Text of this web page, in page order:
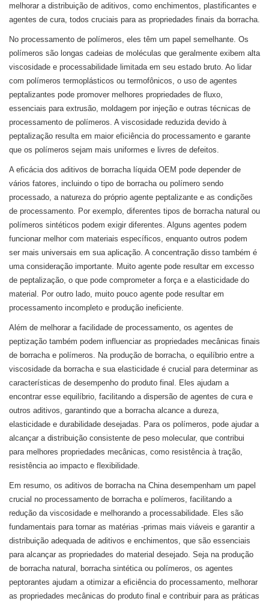
melhorar a distribuição de aditivos, como enchimentos, plastificantes e
agentes de cura, todos cruciais para as propriedades finais da borracha.
No processamento de polímeros, eles têm um papel semelhante. Os
polímeros são longas cadeias de moléculas que geralmente exibem alta
viscosidade e processabilidade limitada em seu estado bruto. Ao lidar
com polímeros termoplásticos ou termofônicos, o uso de agentes
peptalizantes pode promover melhores propriedades de fluxo,
essenciais para extrusão, moldagem por injeção e outras técnicas de
processamento de polímeros. A viscosidade reduzida devido à
peptalização resulta em maior eficiência do processamento e garante
que os polímeros sejam mais uniformes e livres de defeitos.
A eficácia dos aditivos de borracha líquida OEM pode depender de
vários fatores, incluindo o tipo de borracha ou polímero sendo
processado, a natureza do próprio agente peptalizante e as condições
de processamento. Por exemplo, diferentes tipos de borracha natural ou
polímeros sintéticos podem exigir diferentes. Alguns agentes podem
funcionar melhor com materiais específicos, enquanto outros podem
ser mais universais em sua aplicação. A concentração disso também é
uma consideração importante. Muito agente pode resultar em excesso
de peptalização, o que pode comprometer a força e a elasticidade do
material. Por outro lado, muito pouco agente pode resultar em
processamento incompleto e produção ineficiente.
Além de melhorar a facilidade de processamento, os agentes de
peptização também podem influenciar as propriedades mecânicas finais
de borracha e polímeros. Na produção de borracha, o equilíbrio entre a
viscosidade da borracha e sua elasticidade é crucial para determinar as
características de desempenho do produto final. Eles ajudam a
encontrar esse equilíbrio, facilitando a dispersão de agentes de cura e
outros aditivos, garantindo que a borracha alcance a dureza,
elasticidade e durabilidade desejadas. Para os polímeros, pode ajudar a
alcançar a distribuição consistente de peso molecular, que contribui
para melhores propriedades mecânicas, como resistência à tração,
resistência ao impacto e flexibilidade.
Em resumo, os aditivos de borracha na China desempenham um papel
crucial no processamento de borracha e polímeros, facilitando a
redução da viscosidade e melhorando a processabilidade. Eles são
fundamentais para tornar as matérias -primas mais viáveis ​​e garantir a
distribuição adequada de aditivos e enchimentos, que são essenciais
para alcançar as propriedades do material desejado. Seja na produção
de borracha natural, borracha sintética ou polímeros, os agentes
peptorantes ajudam a otimizar a eficiência do processamento, melhorar
as propriedades mecânicas do produto final e contribuir para as práticas